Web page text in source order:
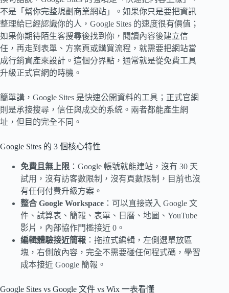
不是「幫你完整規劃商業網站」。如果你只是要把資訊
整理給已經認識你的人，Google Sites 的速度很有價值；
如果你期待陌生客搜尋後找到你，閱讀內容後建立信
任，再走到表單、方案頁或購買流程，就需要把網站當
成行銷資產來設計。這個分界點，通常就是從免費工具
升級正式官網的時機。
簡單講，Google Sites 是快速公開資料的工具；正式官網
則是承接搜尋，信任與成交的系統。兩者都能產生網
址，但目的完全不同。
Google Sites 的 3 個核心特性
免費且無上限 ：Google 帳號就能建站，沒有 30 天
試用，沒有訪客數限制，沒有頁數限制，目前也沒
有任何付費升級方案。
整合 Google Workspace ：可以直接嵌入 Google 文
件、試算表、簡報、表單、日曆、地圖、YouTube
影片，內部協作門檻接近 0。
編輯體驗接近簡報 ：拖拉式編輯，左側選單放區
塊，右側放內容，完全不需要碰任何程式碼，學習
成本接近 Google 簡報。
Google Sites vs Google 文件 vs Wix 一表看懂